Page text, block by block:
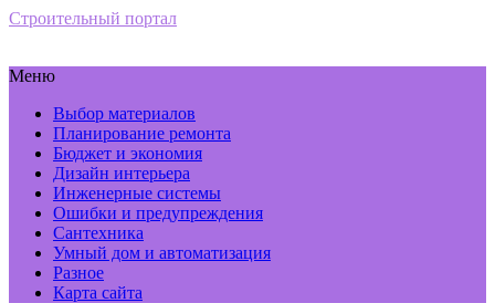
Строительный портал
Меню
Выбор материалов
Планирование ремонта
Бюджет и экономия
Дизайн интерьера
Инженерные системы
Ошибки и предупреждения
Сантехника
Умный дом и автоматизация
Разное
Карта сайта